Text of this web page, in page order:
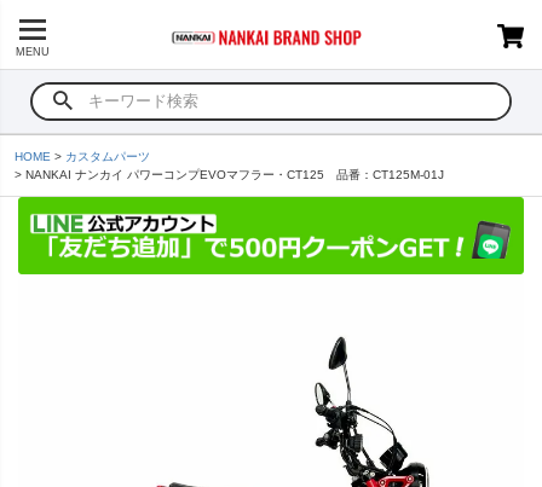
MENU
HOME
カスタムパーツ
NANKAI ナンカイ パワーコンプEVOマフラー・CT125 品番：CT125M-01J